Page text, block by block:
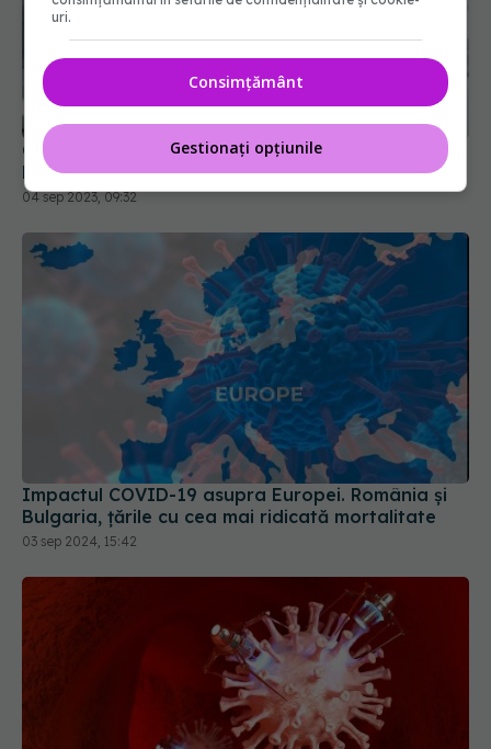
COVID, încă un efect negativ. Duce la
hipertensiune arterială și boli cardiovasculare
04 sep 2023, 09:32
Impactul COVID-19 asupra Europei. România și
Bulgaria, țările cu cea mai ridicată mortalitate
03 sep 2024, 15:42
uri.
Consimțământ
Gestionați opțiunile